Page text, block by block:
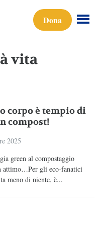
Dona
vita
corpo è tempio di
compost!
2025
green al compostaggio
attimo…Per gli eco-fanatici
meno di niente, è...